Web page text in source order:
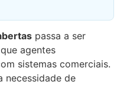
passa a ser
agentes
sistemas comerciais.
necessidade de